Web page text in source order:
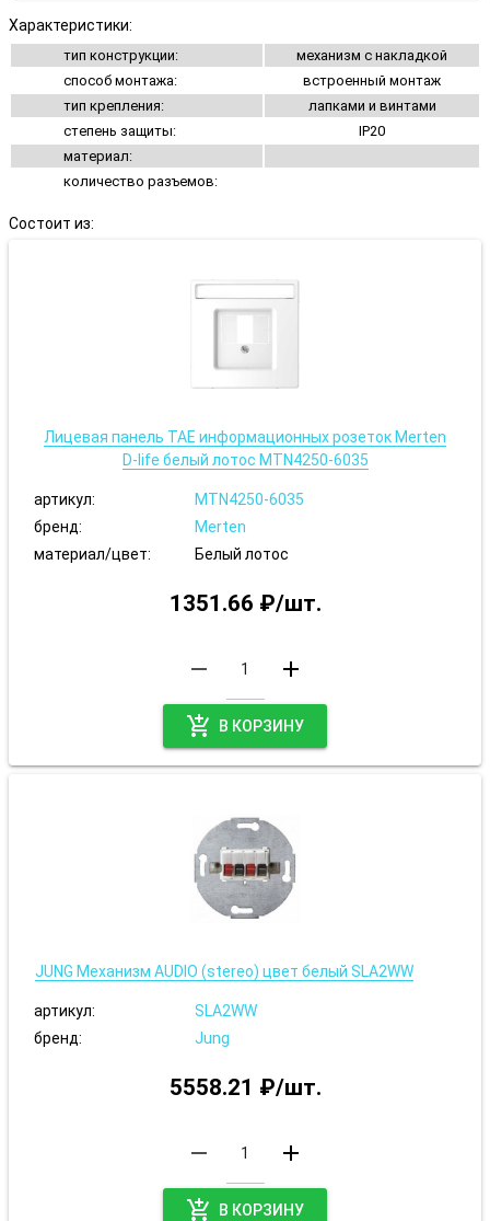
Характеристики:
тип конструкции:
механизм с накладкой
способ монтажа:
встроенный монтаж
тип крепления:
лапками и винтами
степень защиты:
IP20
материал:
количество разъемов:
Состоит из:
Лицевая панель TAE информационных розеток Merten
D-life белый лотос MTN4250-6035
артикул:
MTN4250-6035
бренд:
Merten
материал/цвет:
Белый лотос
1351.66 ₽/шт.
remove add
add_shopping_cart В КОРЗИНУ
JUNG Механизм AUDIO (stereo) цвет белый SLA2WW
артикул:
SLA2WW
бренд:
Jung
5558.21 ₽/шт.
remove add
add_shopping_cart В КОРЗИНУ